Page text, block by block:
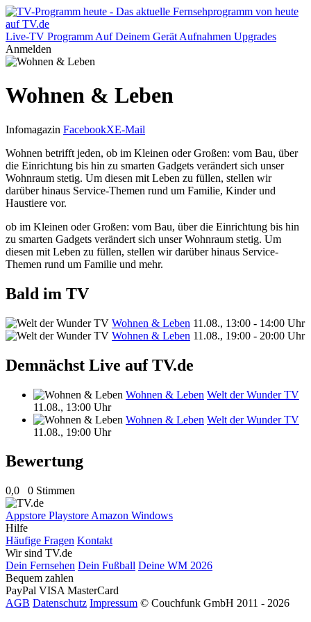
Live-TV Programm Auf Deinem Gerät Aufnahmen Upgrades
Anmelden
Wohnen & Leben
Infomagazin FacebookXE-Mail
Wohnen betrifft jeden, ob im Kleinen oder Großen: vom Bau, über
die Einrichtung bis hin zu smarten Gadgets verändert sich unser
Wohnraum stetig. Um diesen mit Leben zu füllen, stellen wir
darüber hinaus Service-Themen rund um Familie, Kinder und
Haustiere vor.
ob im Kleinen oder Großen: vom Bau, über die Einrichtung bis hin
zu smarten Gadgets verändert sich unser Wohnraum stetig. Um
diesen mit Leben zu füllen, stellen wir darüber hinaus Service-
Themen rund um Familie und mehr.
Bald im TV
Wohnen & Leben 11.08., 13:00 - 14:00 Uhr
Wohnen & Leben 11.08., 19:00 - 20:00 Uhr
Demnächst Live auf TV.de
Wohnen & Leben Welt der Wunder TV
11.08., 13:00 Uhr
Wohnen & Leben Welt der Wunder TV
11.08., 19:00 Uhr
Bewertung
0,0 0 Stimmen
Appstore Playstore Amazon Windows
Hilfe
Häufige Fragen Kontakt
Wir sind TV.de
Dein Fernsehen Dein Fußball Deine WM 2026
Bequem zahlen
PayPal VISA MasterCard
AGB Datenschutz Impressum © Couchfunk GmbH 2011 - 2026